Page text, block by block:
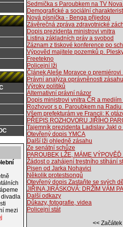
divadla
mezi
Sedmička s Paroubkem na TV
Demografické a sociální
Nová písnička - Benga přijedou
Závěrečná zpráva zdravotnické
Dopis prezidenta ministrovi vnitra
Listina základních práv a svobod
Záznam z tiskové konference po
Výpověd majitele pozemků p.
Freetekno
Policejní lži
Článek Aleše Moravce o
Právní analýza oprávněnosti
Výroky politiků
Alternativní právní názor
Dopis ministrovi vnitra ČR a
Rozhovor s p. Paroubkem na Radiu
Všem prefekturám ve Francii: K
PŘEPIS ROZHOVORU JIŘÍHO
Tajemník prezidenta Ladislav Jakl
Otevřený dopis YMCA
Další lži ohledně zásahu
Ze senátní schůze
PAROUBEK LŽE, MÁME
Žádost o zahájení trestního stíhání
Pisen od Jarka Nohavici
Několik protestsongů
Otevřený dopis Zastaňte se svých
JIŘINA JIRÁSKOVÁ: DRŽÍM VÁM
Další odkazy
Důkazy, fotografie, videa
Policejní stát
<< Začátek